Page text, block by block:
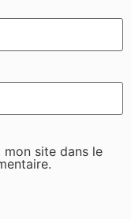
site dans le